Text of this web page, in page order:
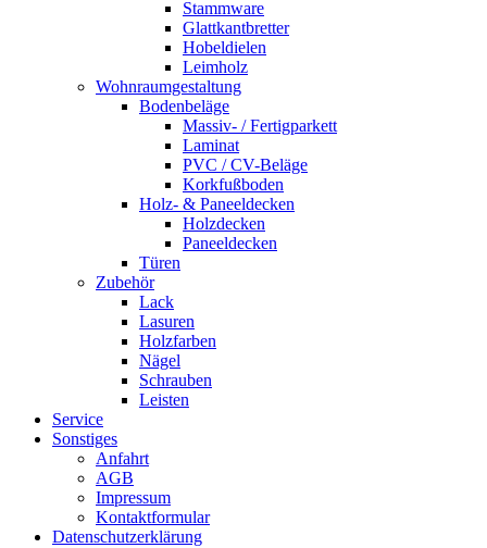
Stammware
Glattkantbretter
Hobeldielen
Leimholz
Wohnraumgestaltung
Bodenbeläge
Massiv- / Fertigparkett
Laminat
PVC / CV-Beläge
Korkfußboden
Holz- & Paneeldecken
Holzdecken
Paneeldecken
Türen
Zubehör
Lack
Lasuren
Holzfarben
Nägel
Schrauben
Leisten
Service
Sonstiges
Anfahrt
AGB
Impressum
Kontaktformular
Datenschutzerklärung